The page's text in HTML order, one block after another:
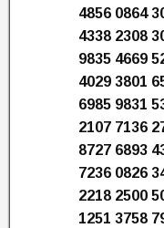
4856 0864
4338 2308
9835 4669
4029 3801
6985 9831
2107 7136
8727 6893
7236 0826
2218 2500
1251 3758